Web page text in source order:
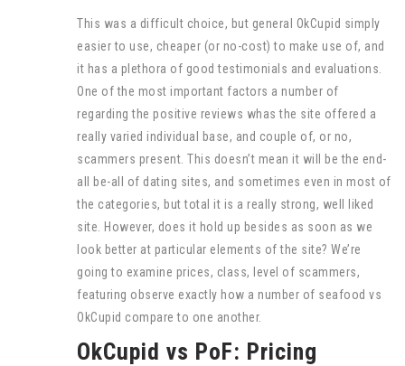
This was a difficult choice, but general OkCupid simply
easier to use, cheaper (or no-cost) to make use of, and
it has a plethora of good testimonials and evaluations.
One of the most important factors a number of
regarding the positive reviews whas the site offered a
really varied individual base, and couple of, or no,
scammers present. This doesn’t mean it will be the end-
all be-all of dating sites, and sometimes even in most of
the categories, but total it is a really strong, well liked
site. However, does it hold up besides as soon as we
look better at particular elements of the site? We’re
going to examine prices, class, level of scammers,
featuring observe exactly how a number of seafood vs
OkCupid compare to one another.
OkCupid vs PoF: Pricing